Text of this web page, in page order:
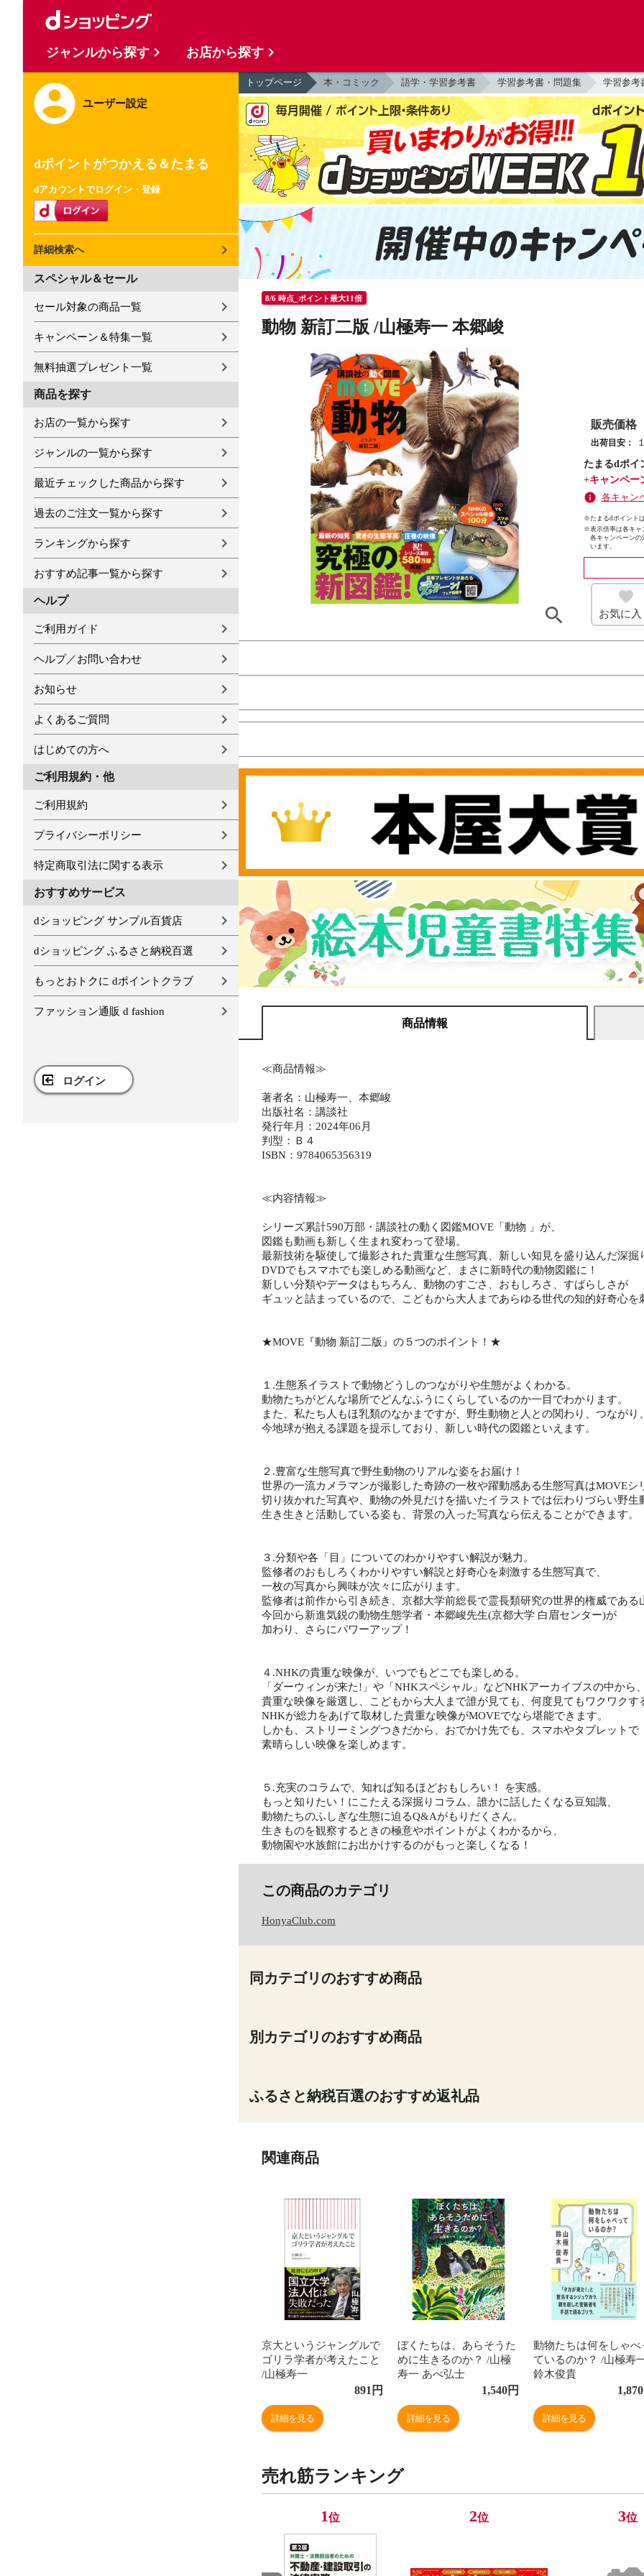
ユーザー設定
dポイントがつかえる＆たまる
dアカウントでログイン・登録
詳細検索へ
スペシャル＆セール
セール対象の商品一覧
キャンペーン＆特集一覧
無料抽選プレゼント一覧
商品を探す
お店の一覧から探す
ジャンルの一覧から探す
最近チェックした商品から探す
過去のご注文一覧から探す
ランキングから探す
おすすめ記事一覧から探す
ヘルプ
ご利用ガイド
ヘルプ／お問い合わせ
お知らせ
よくあるご質問
はじめての方へ
ご利用規約・他
ご利用規約
プライバシーポリシー
特定商取引法に関する表示
おすすめサービス
dショッピング サンプル百貨店
dショッピング ふるさと納税百選
もっとおトクに dポイントクラブ
ファッション通販 d fashion
ログイン
トップページ 本・コミック 語学・学習参考書 学習参考書・問題集 学習参考
8/6 時点_ポイント最大11倍
動物 新訂二版 /山極寿一 本郷峻
販売価格
出荷目安：
たまるdポイ
+キャンペー
各キャン
※たまるdポイント
※表示倍率は各キャ
各キャンペーンの
います。
お気に入
商品情報
≪商品情報≫
著者名：山極寿一、本郷峻
出版社名：講談社
発行年月：2024年06月
判型：Ｂ４
ISBN：9784065356319
≪内容情報≫
シリーズ累計590万部・講談社の動く図鑑MOVE「動物 」が、
図鑑も動画も新しく生まれ変わって登場。
最新技術を駆使して撮影された貴重な生態写真、新しい知見を盛り込んだ深掘
DVDでもスマホでも楽しめる動画など、まさに新時代の動物図鑑に！
新しい分類やデータはもちろん、動物のすごさ、おもしろさ、すばらしさが
ギュッと詰まっているので、こどもから大人まであらゆる世代の知的好奇心を
★MOVE『動物 新訂二版』の５つのポイント！★
１.生態系イラストで動物どうしのつながりや生態がよくわかる。
動物たちがどんな場所でどんなふうにくらしているのか一目でわかります。
また、私たち人もほ乳類のなかまですが、野生動物と人との関わり、つながり、
今地球が抱える課題を提示しており、新しい時代の図鑑といえます。
２.豊富な生態写真で野生動物のリアルな姿をお届け！
世界の一流カメラマンが撮影した奇跡の一枚や躍動感ある生態写真はMOVEシ
切り抜かれた写真や、動物の外見だけを描いたイラストでは伝わりづらい野生
生き生きと活動している姿も、背景の入った写真なら伝えることができます。
３.分類や各「目」についてのわかりやすい解説が魅力。
監修者のおもしろくわかりやすい解説と好奇心を刺激する生態写真で、
一枚の写真から興味が次々に広がります。
監修者は前作から引き続き、京都大学前総長で霊長類研究の世界的権威である
今回から新進気鋭の動物生態学者・本郷峻先生(京都大学 白眉センター)が
加わり、さらにパワーアップ！
４.NHKの貴重な映像が、いつでもどこでも楽しめる。
「ダーウィンが来た!」や「NHKスペシャル」などNHKアーカイブスの中から、
貴重な映像を厳選し、こどもから大人まで誰が見ても、何度見てもワクワクす
NHKが総力をあげて取材した貴重な映像がMOVEでなら堪能できます。
しかも、ストリーミングつきだから、おでかけ先でも、スマホやタブレットで
素晴らしい映像を楽しめます。
５.充実のコラムで、知れば知るほどおもしろい！ を実感。
もっと知りたい！にこたえる深掘りコラム、誰かに話したくなる豆知識、
動物たちのふしぎな生態に迫るQ&Aがもりだくさん。
生きものを観察するときの極意やポイントがよくわかるから、
動物園や水族館にお出かけするのがもっと楽しくなる！
この商品のカテゴリ
HonyaClub.com
同カテゴリのおすすめ商品
別カテゴリのおすすめ商品
ふるさと納税百選のおすすめ返礼品
関連商品
京大というジャングルで
ゴリラ学者が考えたこと
/山極寿一
891 円
詳細を見る
ぼくたちは、あらそうた
めに生きるのか？ /山極
寿一 あべ弘士
1,540円
詳細を見る
動物たちは何をしゃべ
ているのか？ /山極寿
鈴木俊貴
1,870
詳細を見る
売れ筋ランキング
1位 2位 3位
ジャンルから探す お店から探す